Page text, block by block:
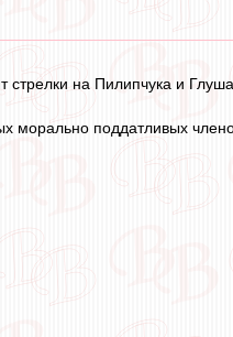
на Пилипчука и
морально поддатливых